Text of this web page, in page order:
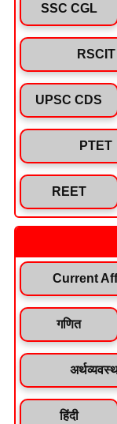
SSC CGL
RSCIT
UPSC CDS
PTET
REET
Current
गणित
हिंदी